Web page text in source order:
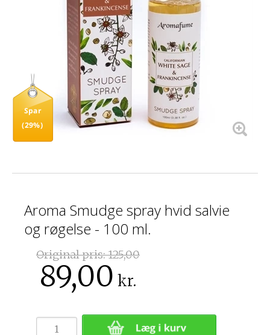
Spar
(29%)
Aroma Smudge spray hvid salvie
og røgelse - 100 ml.
Original pris:125,00
89,00 kr.